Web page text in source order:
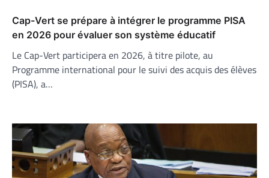
Cap-Vert se prépare à intégrer le programme PISA
en 2026 pour évaluer son système éducatif
Le Cap-Vert participera en 2026, à titre pilote, au
Programme international pour le suivi des acquis des élèves
(PISA), a…